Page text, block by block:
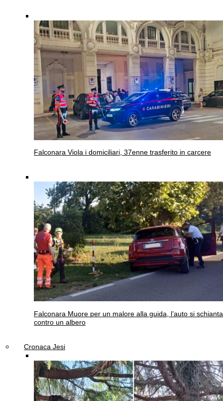
Falconara Viola i domiciliari, 37enne trasferito in carcere
Falconara Muore per un malore alla guida, l’auto si schianta
contro un albero
Cronaca Jesi